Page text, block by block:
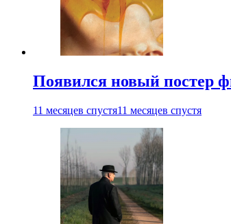
Появился новый постер
11 месяцев спустя11 месяцев спустя